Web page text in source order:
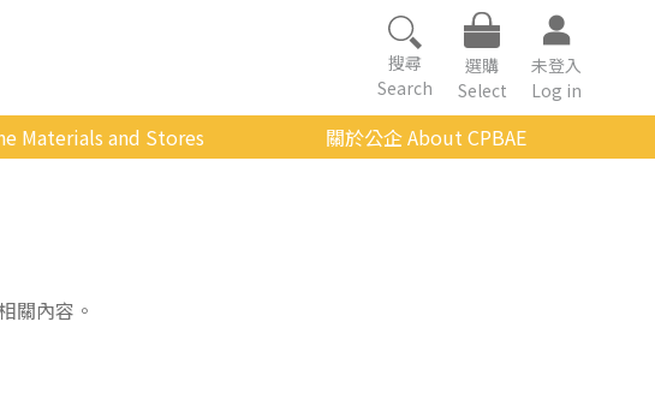
搜尋
Search
選購
Select
未登入
Log in
Materials and Stores
關於公企 About CPBAE
關內容。